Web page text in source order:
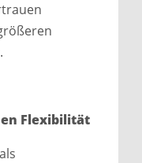
Flexibilität